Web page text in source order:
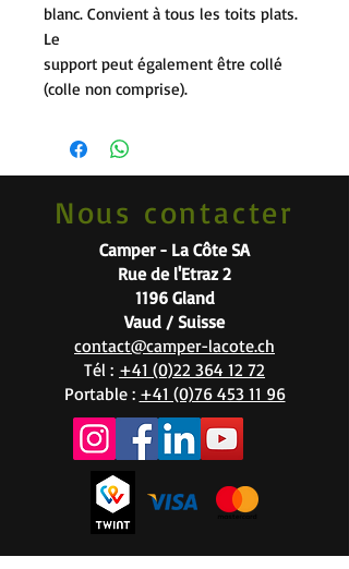
blanc. Convient à tous les toits plats.
Le
support peut également être collé
(colle non comprise).
Nous contacter
Camper - La Côte SA
Rue de l'Etraz 2
1196 Gland
Vaud / Suisse
contact@camper-lacote.ch
Tél : +41 (0)22 364 12 72
Portable : +41 (0)76 453 11 96